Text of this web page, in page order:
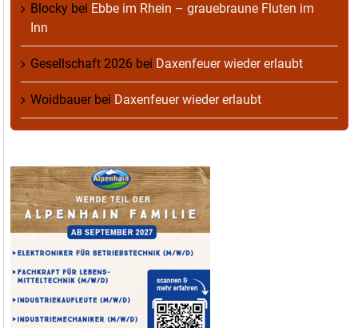
Blocky bei Ebbe im Rhein – grauebraune Fluten im
Inn
Gesellschaft 2026 bei Daxenfeuer wieder erlaubt
Woidbauerbei Daxenfeuer wieder erlaubt